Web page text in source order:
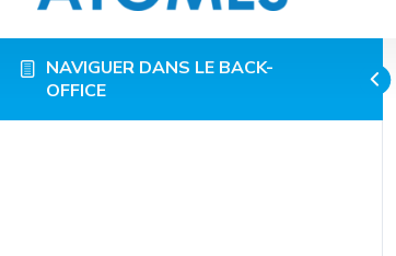
NAVIGUER DANS LE BACK-
OFFICE